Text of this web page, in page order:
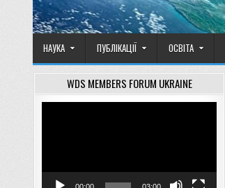
НАУКА ПУБЛІКАЦІЇ ОСВІТА
WDS MEMBERS FORUM UKRAINE